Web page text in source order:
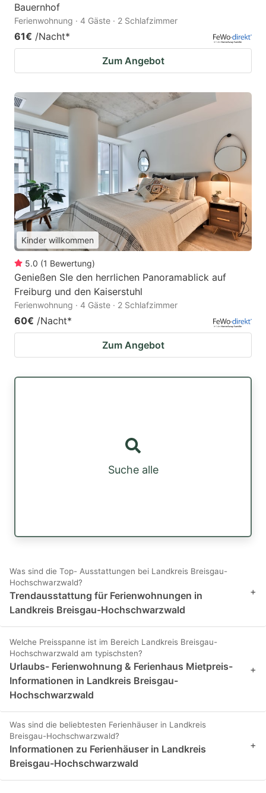
Bauernhof
Ferienwohnung · 4 Gäste · 2 Schlafzimmer
61€ /Nacht*
Zum Angebot
Kinder willkommen
5.0 (1 Bewertung)
Genießen SIe den herrlichen Panoramablick auf
Freiburg und den Kaiserstuhl
Ferienwohnung · 4 Gäste · 2 Schlafzimmer
60€ /Nacht*
Zum Angebot
Suche alle
Was sind die Top- Ausstattungen bei Landkreis Breisgau-
Hochschwarzwald?
Trendausstattung für Ferienwohnungen in
Landkreis Breisgau-Hochschwarzwald
+
Welche Preisspanne ist im Bereich Landkreis Breisgau-
Hochschwarzwald am typischsten?
Urlaubs- Ferienwohnung & Ferienhaus Mietpreis-
Informationen in Landkreis Breisgau-
Hochschwarzwald
+
Was sind die beliebtesten Ferienhäuser in Landkreis
Breisgau-Hochschwarzwald?
Informationen zu Ferienhäuser in Landkreis
Breisgau-Hochschwarzwald
+